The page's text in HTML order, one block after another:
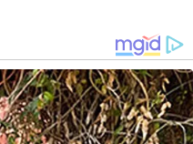
เศรษฐกิจและปัญหาอื่น
มารถในการแข่งขัน และ